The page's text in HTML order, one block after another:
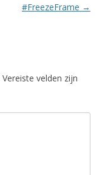
#FreezeFrame →
Vereiste velden zijn